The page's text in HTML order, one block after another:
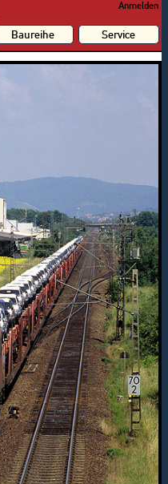
Anmelden
Baureihe Service